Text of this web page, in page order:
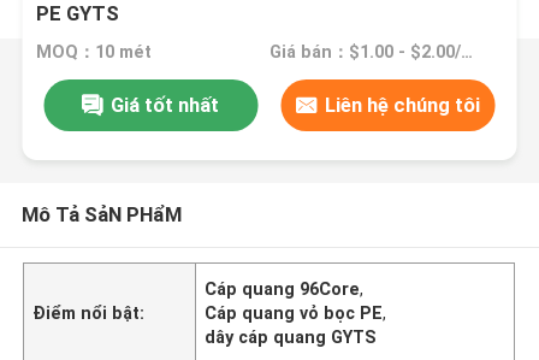
PE GYTS
MOQ：10 mét Giá bán：$1.00 - $2.00/meters
Giá tốt nhất Liên hệ chúng tôi
Mô Tả SảN PHẩM
Điểm nổi bật:
Cáp quang 96Core,
Cáp quang vỏ bọc PE,
dây cáp quang GYTS